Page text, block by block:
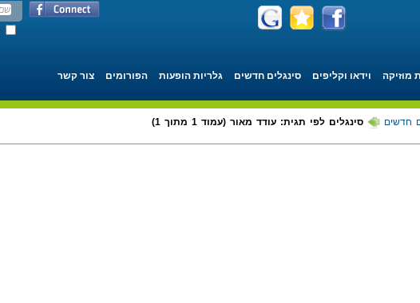
מוזיקה וידאו וקליפים סינגלים חדשים גלריות הופעות הפורומים צור קשר
חדשים סינגלים לפי תגית: עודד מאור (עמוד 1 מתוך 1)